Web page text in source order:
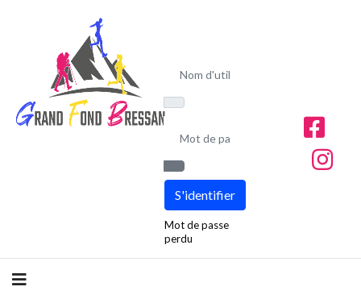
Afficher le mot de passe
S'identifier
Mot de passe
perdu